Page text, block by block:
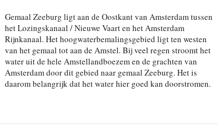
Gemaal Zeeburg ligt aan de Oostkant van Amsterdam tussen
het Lozingskanaal / Nieuwe Vaart en het Amsterdam
Rijnkanaal. Het hoogwaterbemalingsgebied ligt ten westen
van het gemaal tot aan de Amstel. Bij veel regen stroomt het
water uit de hele Amstellandboezem en de grachten van
Amsterdam door dit gebied naar gemaal Zeeburg. Het is
daarom belangrijk dat het water hier goed kan doorstromen.